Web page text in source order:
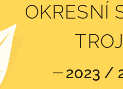
OKRESNÍ
2023 /